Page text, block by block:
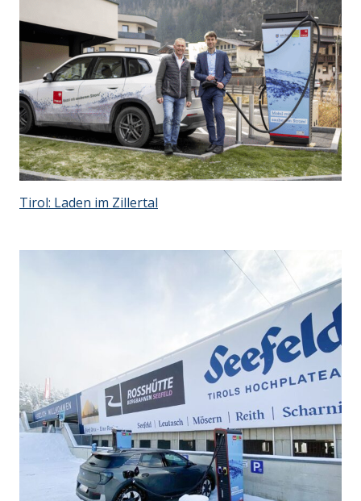
Tirol: Laden im Zillertal